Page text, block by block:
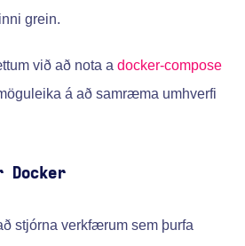
grein.
við að nota a docker-compose
á að samræma umhverfi
stjórna verkfærum sem þurfa